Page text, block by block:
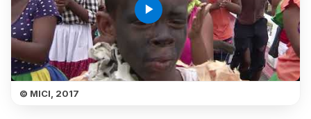
play_arrow
© MICI, 2017